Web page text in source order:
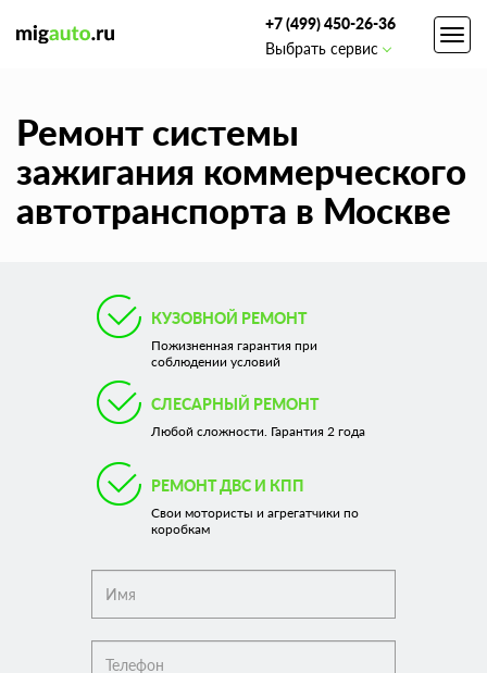
+7 (499) 450-26-36
Выбрать сервис
Ремонт системы
зажигания коммерческого
автотранспорта в Москве
КУЗОВНОЙ РЕМОНТ
Пожизненная гарантия при
соблюдении условий
СЛЕСАРНЫЙ РЕМОНТ
Любой сложности. Гарантия 2 года
РЕМОНТ ДВС И КПП
Свои мотористы и агрегатчики по
коробкам